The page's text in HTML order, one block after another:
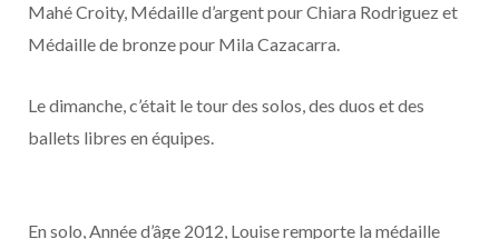
Mahé Croity, Médaille d’argent pour Chiara Rodriguez et
Médaille de bronze pour Mila Cazacarra.
Le dimanche, c’était le tour des solos, des duos et des
ballets libres en équipes.
En solo, Année d’âge 2012, Louise remporte la médaille